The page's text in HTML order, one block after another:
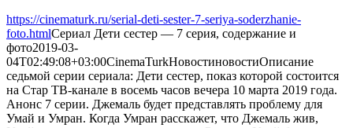
https://cinematurk.ru/serial-deti-sester-7-seriya-soderzhanie-
foto.htmlСериал Дети сестер — 7 серия, содержание и
фото2019-03-
04T02:49:08+03:00CinemaTurkНовостиновостиОписание
седьмой серии сериала: Дети сестер, показ которой состоится
на Стар ТВ-канале в восемь часов вечера 10 марта 2019 года.
Анонс 7 серии. Джемаль будет представлять проблему для
Умай и Умран. Когда Умран расскажет, что Джемаль жив,